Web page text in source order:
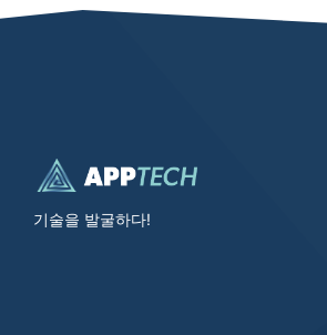
기술을 발굴하다!